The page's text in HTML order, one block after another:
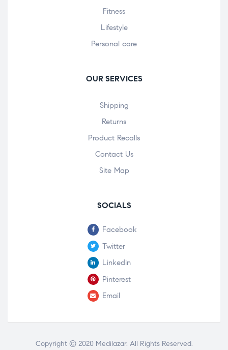
Fitness
Lifestyle
Personal care
OUR SERVICES
Shipping
Returns
Product Recalls
Contact Us
Site Map
SOCIALS
Facebook
Twitter
Linkedin
Pinterest
Email
Copyright © 2020 Medilazar. All Rights Reserved.